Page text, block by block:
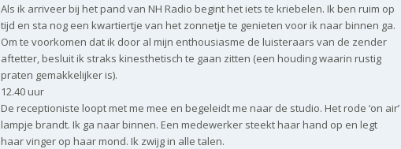
Als ik arriveer bij het pand van NH Radio begint het iets te kriebelen. Ik ben ruim op
tijd en sta nog een kwartiertje van het zonnetje te genieten voor ik naar binnen ga.
Om te voorkomen dat ik door al mijn enthousiasme de luisteraars van de zender
aftetter, besluit ik straks kinesthetisch te gaan zitten (een houding waarin rustig
praten gemakkelijker is).
12.40 uur
De receptioniste loopt met me mee en begeleidt me naar de studio. Het rode ‘on air’
lampje brandt. Ik ga naar binnen. Een medewerker steekt haar hand op en legt
haar vinger op haar mond. Ik zwijg in alle talen.